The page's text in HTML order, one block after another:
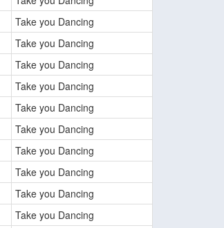
Take you Dancing
Take you Dancing
Take you Dancing
Take you Dancing
Take you Dancing
Take you Dancing
Take you Dancing
Take you Dancing
Take you Dancing
Take you Dancing